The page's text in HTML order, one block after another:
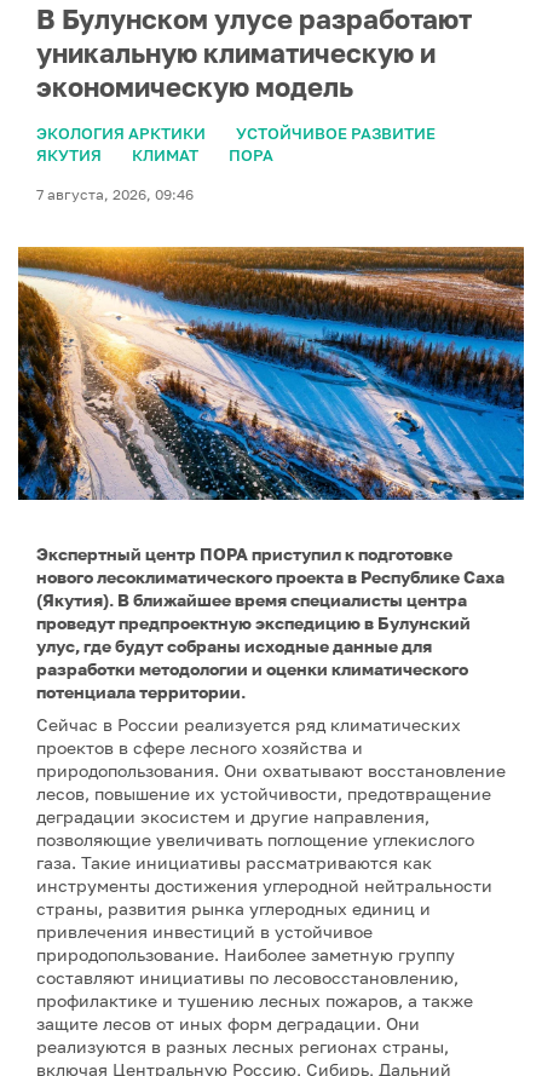
В Булунском улусе разработают
уникальную климатическую и
экономическую модель
ЭКОЛОГИЯ АРКТИКИ
УСТОЙЧИВОЕ РАЗВИТИЕ
ЯКУТИЯ
КЛИМАТ ПОРА
7 августа, 2026, 09:46
Экспертный центр ПОРА приступил к подготовке
нового лесоклиматического проекта в Республике Саха
(Якутия). В ближайшее время специалисты центра
проведут предпроектную экспедицию в Булунский
улус, где будут собраны исходные данные для
разработки методологии и оценки климатического
потенциала территории.
Сейчас в России реализуется ряд климатических
проектов в сфере лесного хозяйства и
природопользования. Они охватывают восстановление
лесов, повышение их устойчивости, предотвращение
деградации экосистем и другие направления,
позволяющие увеличивать поглощение углекислого
газа. Такие инициативы рассматриваются как
инструменты достижения углеродной нейтральности
страны, развития рынка углеродных единиц и
привлечения инвестиций в устойчивое
природопользование. Наиболее заметную группу
составляют инициативы по лесовосстановлению,
профилактике и тушению лесных пожаров, а также
защите лесов от иных форм деградации. Они
реализуются в разных лесных регионах страны,
включая Центральную Россию, Сибирь, Дальний